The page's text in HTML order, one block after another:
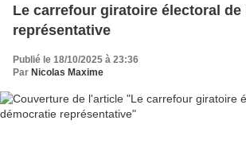
Le carrefour giratoire électoral de
représentative
Publié le 18/10/2025 à 23:36
Par Nicolas Maxime